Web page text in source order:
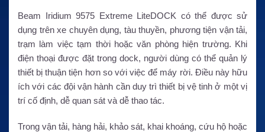
Beam Iridium 9575 Extreme LiteDOCK có thể được sử
dụng trên xe chuyên dụng, tàu thuyền, phương tiện vận tải,
trạm làm việc tạm thời hoặc văn phòng hiện trường. Khi
điện thoại được đặt trong dock, người dùng có thể quản lý
thiết bị thuận tiện hơn so với việc để máy rời. Điều này hữu
ích với các đội vận hành cần duy trì thiết bị vệ tinh ở một vị
trí cố định, dễ quan sát và dễ thao tác.
Trong vận tải, hàng hải, khảo sát, khai khoáng, cứu hộ hoặc